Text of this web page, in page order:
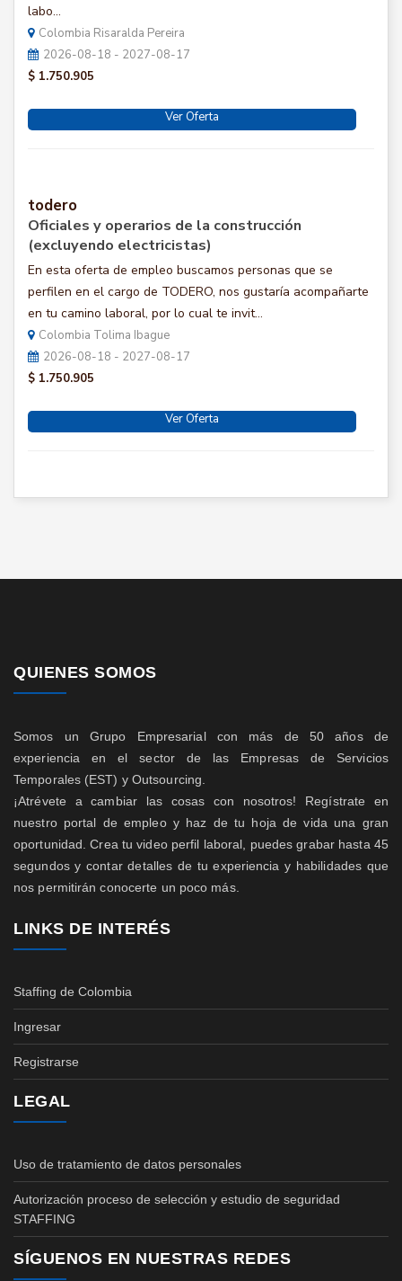
labo...
Colombia Risaralda Pereira
2026-08-18 - 2027-08-17
$ 1.750.905
Ver Oferta
todero
Oficiales y operarios de la construcción
(excluyendo electricistas)
En esta oferta de empleo buscamos personas que se
perfilen en el cargo de TODERO, nos gustaría acompañarte
en tu camino laboral, por lo cual te invit...
Colombia Tolima Ibague
2026-08-18 - 2027-08-17
$ 1.750.905
Ver Oferta
QUIENES SOMOS
Somos un Grupo Empresarial con más de 50 años de
experiencia en el sector de las Empresas de Servicios
Temporales (EST) y Outsourcing.
¡Atrévete a cambiar las cosas con nosotros! Regístrate en
nuestro portal de empleo y haz de tu hoja de vida una gran
oportunidad. Crea tu video perfil laboral, puedes grabar hasta 45
segundos y contar detalles de tu experiencia y habilidades que
nos permitirán conocerte un poco más.
LINKS DE INTERÉS
Staffing de Colombia
Ingresar
Registrarse
LEGAL
Uso de tratamiento de datos personales
Autorización proceso de selección y estudio de seguridad
STAFFING
SÍGUENOS EN NUESTRAS REDES